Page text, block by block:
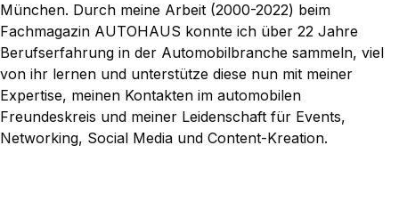
München. Durch meine Arbeit (2000-2022) beim
Fachmagazin AUTOHAUS konnte ich über 22 Jahre
Berufserfahrung in der Automobilbranche sammeln, viel
von ihr lernen und unterstütze diese nun mit meiner
Expertise, meinen Kontakten im automobilen
Freundeskreis und meiner Leidenschaft für Events,
Networking, Social Media und Content-Kreation.